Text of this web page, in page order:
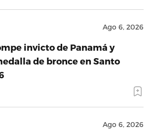
Ago 6, 2026
invicto de Panamá y
de bronce en Santo
Ago 6, 2026